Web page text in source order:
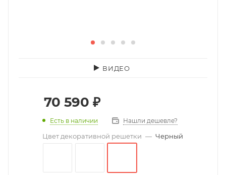
ВИДЕО
70 590 ₽
Есть в наличии Нашли дешевле?
Цвет декоративной решетки — Черный